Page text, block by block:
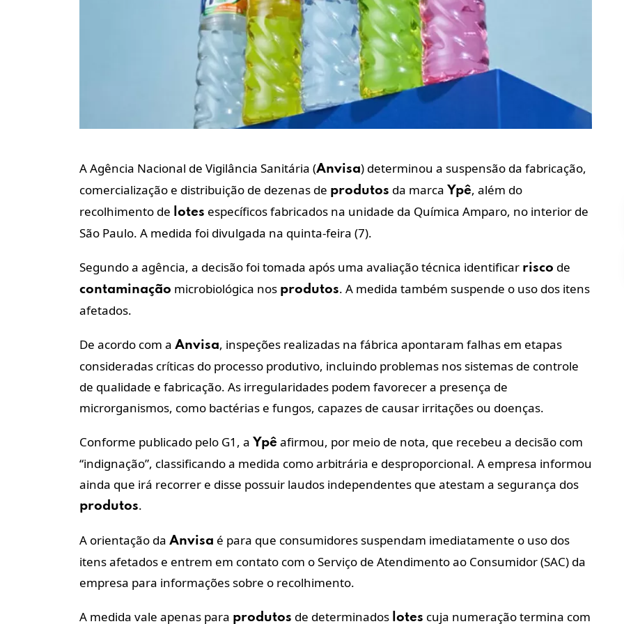
A Agência Nacional de Vigilância Sanitária (Anvisa) determinou a suspensão da fabricação,
comercialização e distribuição de dezenas de produtos da marca Ypê, além do
recolhimento de lotes específicos fabricados na unidade da Química Amparo, no interior de
São Paulo. A medida foi divulgada na quinta-feira (7).
Segundo a agência, a decisão foi tomada após uma avaliação técnica identificar risco de
contaminação microbiológica nos produtos. A medida também suspende o uso dos itens
afetados.
De acordo com a Anvisa, inspeções realizadas na fábrica apontaram falhas em etapas
consideradas críticas do processo produtivo, incluindo problemas nos sistemas de controle
de qualidade e fabricação. As irregularidades podem favorecer a presença de
microrganismos, como bactérias e fungos, capazes de causar irritações ou doenças.
Conforme publicado pelo G1, a Ypê afirmou, por meio de nota, que recebeu a decisão com
“indignação”, classificando a medida como arbitrária e desproporcional. A empresa informou
ainda que irá recorrer e disse possuir laudos independentes que atestam a segurança dos
produtos.
A orientação da Anvisa é para que consumidores suspendam imediatamente o uso dos
itens afetados e entrem em contato com o Serviço de Atendimento ao Consumidor (SAC) da
empresa para informações sobre o recolhimento.
A medida vale apenas para produtos de determinados lotes cuja numeração termina com